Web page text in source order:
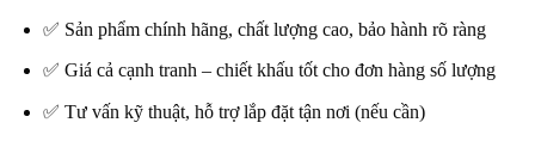
✅ Sản phẩm chính hãng, chất lượng cao, bảo hành rõ ràng
✅ Giá cả cạnh tranh – chiết khấu tốt cho đơn hàng số lượng
✅ Tư vấn kỹ thuật, hỗ trợ lắp đặt tận nơi (nếu cần)